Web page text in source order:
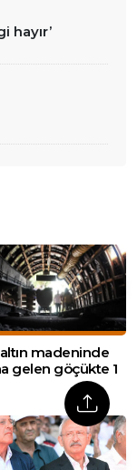
hayır’
altın madeninde
gelen göçükte 1